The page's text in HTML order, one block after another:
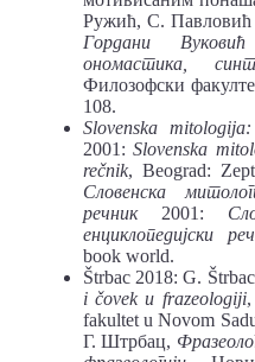
Ружић, С. Павловић
Гордани
ономастика,
Филозофски
108.
Slovenska
2001:Slovenska
rečnik, Beograd:
Словенска
речник 2001:
енциклопедијски
book world.
Štrbac 2018: G.
i čovek u frazeologiji,
fakultet u Novom
Г. Штрбац,